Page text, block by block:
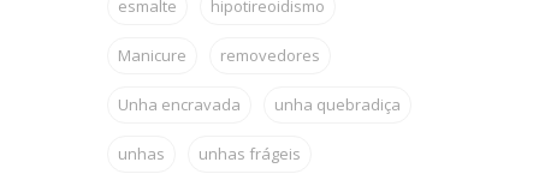
esmalte hipotireoidismo
Manicure removedores
Unha encravada unha quebradiça
unhas unhas frágeis